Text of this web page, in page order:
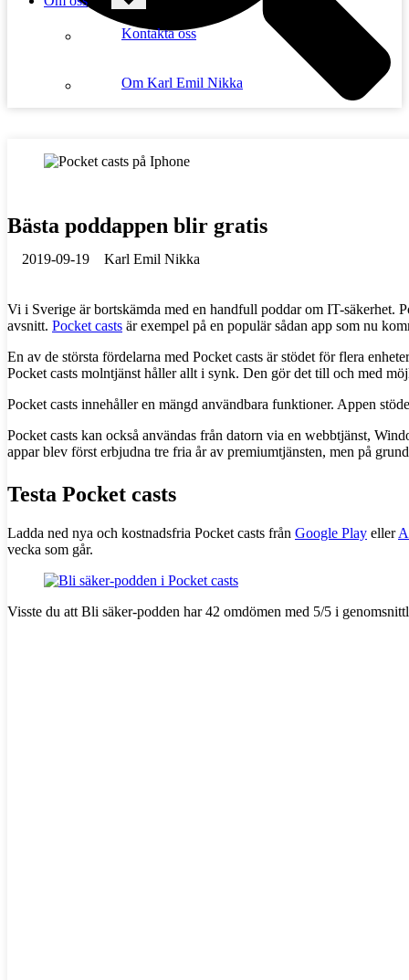
Kontakta oss
Om Karl Emil Nikka
Bästa poddappen blir gratis
2019-09-19 Karl Emil Nikka
Vi i Sverige är bortskämda med en handfull poddar om IT-säkerhet.
avsnitt. Pocket casts är exempel på en populär sådan app som nu
En av de största fördelarna med Pocket casts är stödet för flera
Pocket casts molntjänst håller allt i synk. Den gör det till och med
Pocket casts innehåller en mängd användbara funktioner. Appen
Pocket casts kan också användas från datorn via en webbtjänst,
appar blev först erbjudna tre fria år av premiumtjänsten, men på
Testa Pocket casts
Ladda ned nya och kostnadsfria Pocket casts från Google Play eller
vecka som går.
Visste du att Bli säker-podden har 42 omdömen med 5/5 i